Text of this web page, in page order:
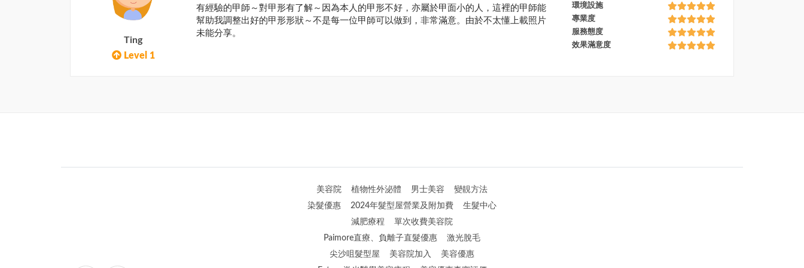
Ting
Level 1
有經驗的甲師～對甲形有了解～因為本人的甲形不好，亦屬於甲面小的人，這裡的甲師能
幫助我調整出好的甲形形狀～不是每一位甲師可以做到，非常滿意。由於不太懂上載照片
未能分享。
環境設施
專業度
服務態度
效果滿意度
美容院 植物性外泌體 男士美容
變靚方法
染髮優惠
2024年髮型屋營業及附加費
生髮中心
減肥療程
單次收費美容院
Paimore直療、負離子直髮優惠
激光脫毛
尖沙咀髮型屋
美容院加入
美容優惠